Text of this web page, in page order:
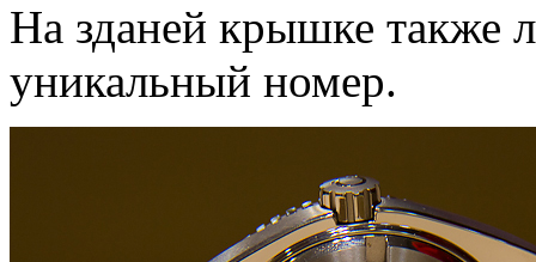
На зданей крышке также
уникальный номер.